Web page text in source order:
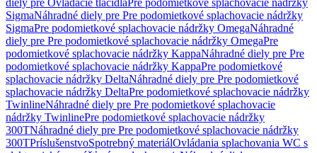
diely pre Ovládacie tlačidláPre podomietkové splachovacie nádržky
SigmaNáhradné diely pre Pre podomietkové splachovacie nádržky
SigmaPre podomietkové splachovacie nádržky OmegaNáhradné
diely pre Pre podomietkové splachovacie nádržky OmegaPre
podomietkové splachovacie nádržky KappaNáhradné diely pre Pre
podomietkové splachovacie nádržky KappaPre podomietkové
splachovacie nádržky DeltaNáhradné diely pre Pre podomietkové
splachovacie nádržky DeltaPre podomietkové splachovacie nádržky
TwinlineNáhradné diely pre Pre podomietkové splachovacie
nádržky TwinlinePre podomietkové splachovacie nádržky
300TNáhradné diely pre Pre podomietkové splachovacie nádržky
300TPríslušenstvoSpotrebný materiálOvládania splachovania WC s